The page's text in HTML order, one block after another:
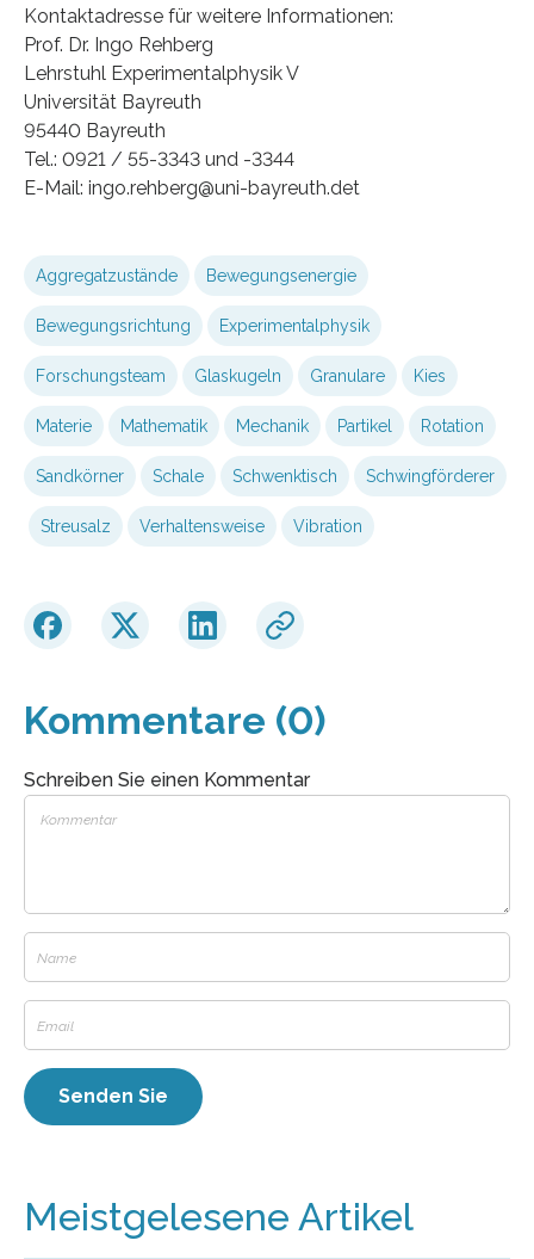
Kontaktadresse für weitere Informationen:
Prof. Dr. Ingo Rehberg
Lehrstuhl Experimentalphysik V
Universität Bayreuth
95440 Bayreuth
Tel.: 0921 / 55-3343 und -3344
E-Mail: ingo.rehberg@uni-bayreuth.det
Aggregatzustände Bewegungsenergie
Bewegungsrichtung Experimentalphysik
Forschungsteam Glaskugeln Granulare Kies
Materie Mathematik Mechanik Partikel Rotation
Sandkörner Schale Schwenktisch Schwingförderer
Streusalz Verhaltensweise Vibration
Kommentare (0)
Schreiben Sie einen Kommentar
Meistgelesene Artikel